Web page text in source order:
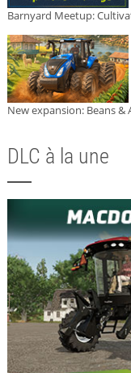
Barnyard Meetup:
New expansion: Beans &
DLC à la une